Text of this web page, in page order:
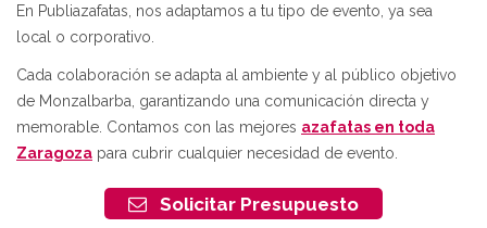
En Publiazafatas, nos adaptamos a tu tipo de evento, ya sea
local o corporativo.
Cada colaboración se adapta al ambiente y al público objetivo
de Monzalbarba, garantizando una comunicación directa y
memorable. Contamos con las mejores azafatas en toda
Zaragoza para cubrir cualquier necesidad de evento.
Solicitar Presupuesto